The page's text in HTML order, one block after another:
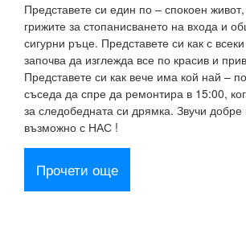
Представете си един по – спокоен
грижите за стопанисването на входа и
сигурни ръце. Представете си как с
започва да изглежда все по красив и
Представете си как вече има кой най –
съседа да спре да ремонтира в 15:00,
за следобедната си дрямка. Звучи
възможно с НАС !
Прочети още